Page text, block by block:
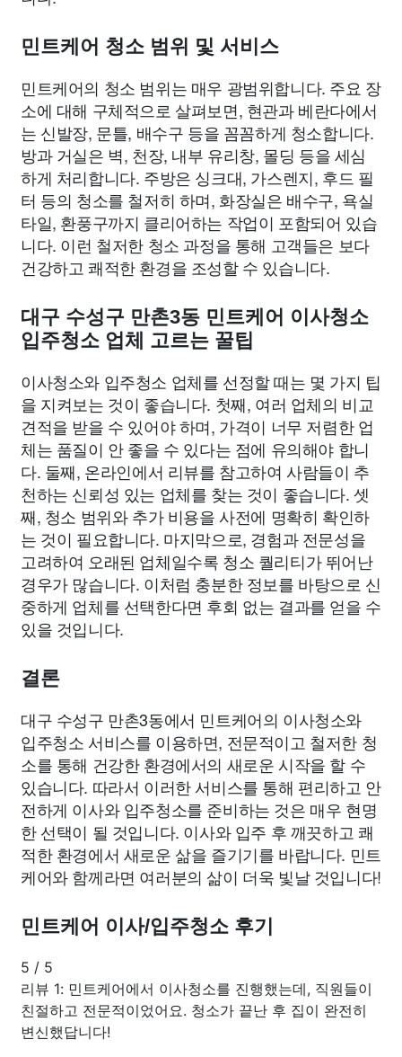
민트케어 청소 범위 및 서비스
민트케어의 청소 범위는 매우 광범위합니다. 주요 장
소에 대해 구체적으로 살펴보면, 현관과 베란다에서
는 신발장, 문틀, 배수구 등을 꼼꼼하게 청소합니다.
방과 거실은 벽, 천장, 내부 유리창, 몰딩 등을 세심
하게 처리합니다. 주방은 싱크대, 가스렌지, 후드 필
터 등의 청소를 철저히 하며, 화장실은 배수구, 욕실
타일, 환풍구까지 클리어하는 작업이 포함되어 있습
니다. 이런 철저한 청소 과정을 통해 고객들은 보다
건강하고 쾌적한 환경을 조성할 수 있습니다.
대구 수성구 만촌3동 민트케어 이사청소
입주청소 업체 고르는 꿀팁
이사청소와 입주청소 업체를 선정할 때는 몇 가지 팁
을 지켜보는 것이 좋습니다. 첫째, 여러 업체의 비교
견적을 받을 수 있어야 하며, 가격이 너무 저렴한 업
체는 품질이 안 좋을 수 있다는 점에 유의해야 합니
다. 둘째, 온라인에서 리뷰를 참고하여 사람들이 추
천하는 신뢰성 있는 업체를 찾는 것이 좋습니다. 셋
째, 청소 범위와 추가 비용을 사전에 명확히 확인하
는 것이 필요합니다. 마지막으로, 경험과 전문성을
고려하여 오래된 업체일수록 청소 퀄리티가 뛰어난
경우가 많습니다. 이처럼 충분한 정보를 바탕으로 신
중하게 업체를 선택한다면 후회 없는 결과를 얻을 수
있을 것입니다.
결론
대구 수성구 만촌3동에서 민트케어의 이사청소와
입주청소 서비스를 이용하면, 전문적이고 철저한 청
소를 통해 건강한 환경에서의 새로운 시작을 할 수
있습니다. 따라서 이러한 서비스를 통해 편리하고 안
전하게 이사와 입주청소를 준비하는 것은 매우 현명
한 선택이 될 것입니다. 이사와 입주 후 깨끗하고 쾌
적한 환경에서 새로운 삶을 즐기기를 바랍니다. 민트
케어와 함께라면 여러분의 삶이 더욱 빛날 것입니다!
민트케어 이사/입주청소 후기
5 / 5
리뷰 1: 민트케어에서 이사청소를 진행했는데, 직원들이
친절하고 전문적이었어요. 청소가 끝난 후 집이 완전히
변신했답니다!